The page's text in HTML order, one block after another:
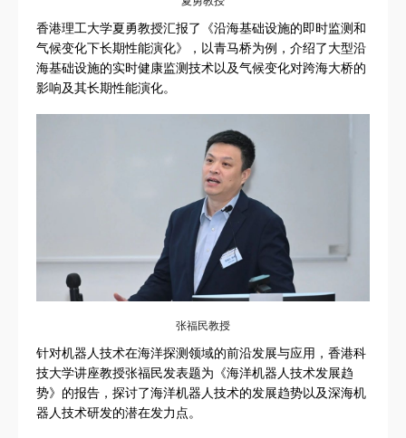
香港理工大学夏勇教授汇报了《沿海基础设施的即时监测和
气候变化下长期性能演化》，以青马桥为例，介绍了大型沿
海基础设施的实时健康监测技术以及气候变化对跨海大桥的
影响及其长期性能演化。
张福民教授
针对机器人技术在海洋探测领域的前沿发展与应用，香港科
技大学讲座教授张福民发表题为《海洋机器人技术发展趋
势》的报告，探讨了海洋机器人技术的发展趋势以及深海机
器人技术研发的潜在发力点。